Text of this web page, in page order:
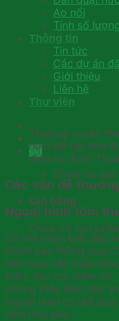
Ao nổi
Tính số
Thông tin
Tin tức
Các dự án
Giới thiệu
Liên hệ
0₫
Chưa có
Giỏ hàng
Chưa có sản
Thường xuyên
nuôi để kịp thời
điều trị. Ảnh:
Các vấn đề
Ngoại hình tôm
Có thể nhận biết dấu
chính xác thông qua
Nếu màu sắc thân
thân, đục cơ, mềm
những biểu hiện đặc
Người nuôi có thể
hình như sau: